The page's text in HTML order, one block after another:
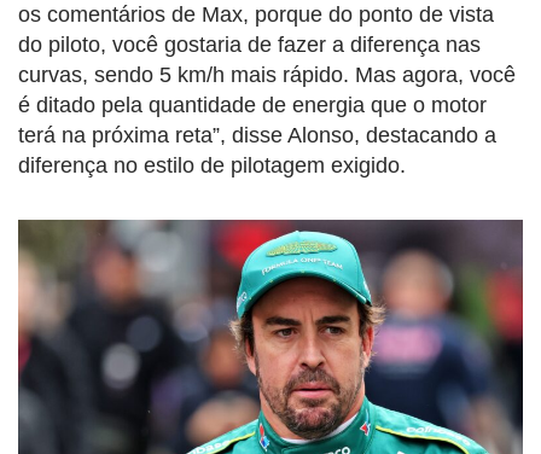
os comentários de Max, porque do ponto de vista
do piloto, você gostaria de fazer a diferença nas
curvas, sendo 5 km/h mais rápido. Mas agora, você
é ditado pela quantidade de energia que o motor
terá na próxima reta”, disse Alonso, destacando a
diferença no estilo de pilotagem exigido.